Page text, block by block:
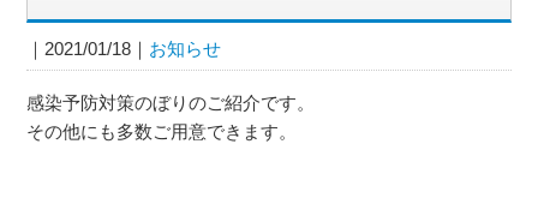
2021/01/18 お知らせ
感染予防対策のぼりのご紹介です。
その他にも多数ご用意できます。